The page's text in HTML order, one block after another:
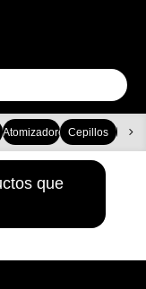
AtomizadoresCepillos
que